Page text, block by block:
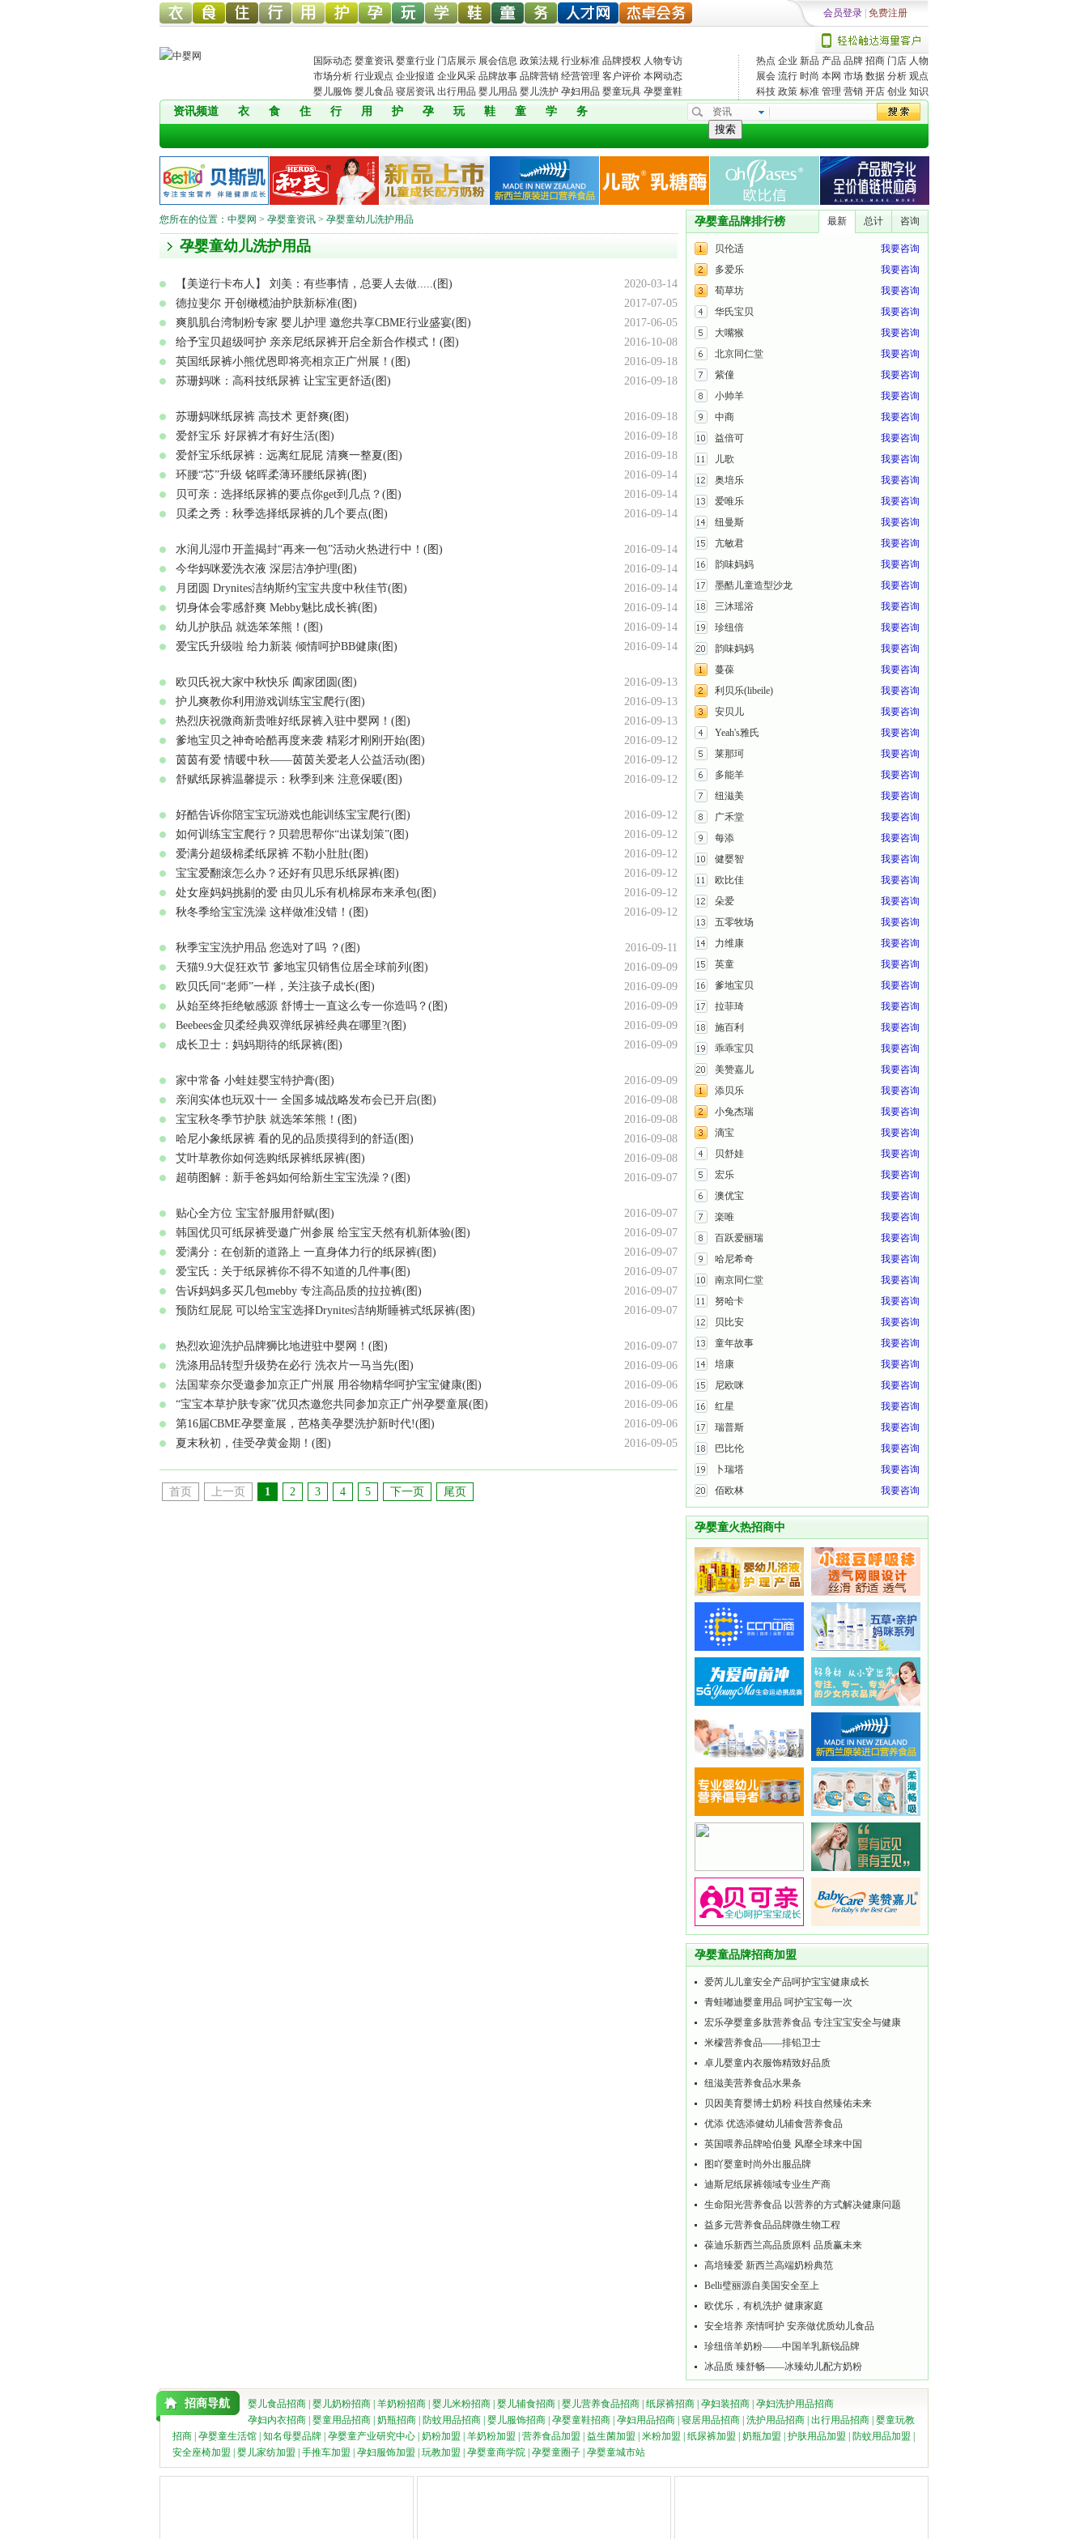
饰网 品网 具网 品网 护网 网 具网 育 鞋网 装 构
会员登录 免费注册
国际动态 婴童资讯 婴童行业 门店展示 展会信息 政策法规 行业标准 品牌授权 人物专访
市场分析 行业观点 企业报道 企业风采 品牌故事 品牌营销 经营管理 客户评价 本网动态
婴儿服饰 婴儿食品 寝居资讯 出行用品 婴儿用品 婴儿洗护 孕妇用品 婴童玩具 孕婴童鞋
热点 企业 新品 产品 品牌 招商 门店 人物
展会 流行 时尚 本网 市场 数据 分析 观点
科技 政策 标准 管理 营销 开店 创业 知识
资讯频道 衣 食 住 行 用 护 孕 玩 鞋 童 学 务 资讯
搜索
您所在的位置： 中婴网 > 孕婴童资讯 > 孕婴童幼儿洗护用品
孕婴童幼儿洗护用品
【美逆行卡布人】 刘美：有些事情，总要人去做.....(图)
2020-03-14
德拉斐尔 开创橄榄油护肤新标准(图)
2017-07-05
爽肌肌台湾制粉专家 婴儿护理 邀您共享CBME行业盛宴(图)
2017-06-05
给予宝贝超级呵护 亲亲尼纸尿裤开启全新合作模式！(图)
2016-10-08
英国纸尿裤小熊优恩即将亮相京正广州展！(图)
2016-09-18
苏珊妈咪：高科技纸尿裤 让宝宝更舒适(图)
2016-09-18
苏珊妈咪纸尿裤 高技术 更舒爽(图)
2016-09-18
爱舒宝乐 好尿裤才有好生活(图)
2016-09-18
爱舒宝乐纸尿裤：远离红屁屁 清爽一整夏(图)
2016-09-18
环腰“芯”升级 铭晖柔薄环腰纸尿裤(图)
2016-09-14
贝可亲：选择纸尿裤的要点你get到几点？(图)
2016-09-14
贝柔之秀：秋季选择纸尿裤的几个要点(图)
2016-09-14
水润儿湿巾开盖揭封“再来一包”活动火热进行中！(图)
2016-09-14
今华妈咪爱洗衣液 深层洁净护理(图)
2016-09-14
月团圆 Drynites洁纳斯约宝宝共度中秋佳节(图)
2016-09-14
切身体会零感舒爽 Mebby魅比成长裤(图)
2016-09-14
幼儿护肤品 就选笨笨熊！(图)
2016-09-14
爱宝氏升级啦 给力新装 倾情呵护BB健康(图)
2016-09-14
欧贝氏祝大家中秋快乐 阖家团圆(图)
2016-09-13
护儿爽教你利用游戏训练宝宝爬行(图)
2016-09-13
热烈庆祝微商新贵唯好纸尿裤入驻中婴网！(图)
2016-09-13
爹地宝贝之神奇哈酷再度来袭 精彩才刚刚开始(图)
2016-09-12
茵茵有爱 情暖中秋——茵茵关爱老人公益活动(图)
2016-09-12
舒赋纸尿裤温馨提示：秋季到来 注意保暖(图)
2016-09-12
好酷告诉你陪宝宝玩游戏也能训练宝宝爬行(图)
2016-09-12
如何训练宝宝爬行？贝碧思帮你“出谋划策”(图)
2016-09-12
爱满分超级棉柔纸尿裤 不勒小肚肚(图)
2016-09-12
宝宝爱翻滚怎么办？还好有贝思乐纸尿裤(图)
2016-09-12
处女座妈妈挑剔的爱 由贝儿乐有机棉尿布来承包(图)
2016-09-12
秋冬季给宝宝洗澡 这样做准没错！(图)
2016-09-12
秋季宝宝洗护用品 您选对了吗 ？(图)
2016-09-11
天猫9.9大促狂欢节 爹地宝贝销售位居全球前列(图)
2016-09-09
欧贝氏同“老师”一样，关注孩子成长(图)
2016-09-09
从始至终拒绝敏感源 舒博士一直这么专一你造吗？(图)
2016-09-09
Beebees金贝柔经典双弹纸尿裤经典在哪里?(图)
2016-09-09
成长卫士：妈妈期待的纸尿裤(图)
2016-09-09
家中常备 小蛙娃婴宝特护膏(图)
2016-09-09
亲润实体也玩双十一 全国多城战略发布会已开启(图)
2016-09-08
宝宝秋冬季节护肤 就选笨笨熊！(图)
2016-09-08
哈尼小象纸尿裤 看的见的品质摸得到的舒适(图)
2016-09-08
艾叶草教你如何选购纸尿裤纸尿裤(图)
2016-09-08
超萌图解：新手爸妈如何给新生宝宝洗澡？(图)
2016-09-07
贴心全方位 宝宝舒服用舒赋(图)
2016-09-07
韩国优贝可纸尿裤受邀广州参展 给宝宝天然有机新体验(图)
2016-09-07
爱满分：在创新的道路上 一直身体力行的纸尿裤(图)
2016-09-07
爱宝氏：关于纸尿裤你不得不知道的几件事(图)
2016-09-07
告诉妈妈多买几包mebby 专注高品质的拉拉裤(图)
2016-09-07
预防红屁屁 可以给宝宝选择Drynites洁纳斯睡裤式纸尿裤(图)
2016-09-07
热烈欢迎洗护品牌狮比地进驻中婴网！(图)
2016-09-07
洗涤用品转型升级势在必行 洗衣片一马当先(图)
2016-09-06
法国辈奈尔受邀参加京正广州展 用谷物精华呵护宝宝健康(图)
2016-09-06
“宝宝本草护肤专家”优贝杰邀您共同参加京正广州孕婴童展(图)
2016-09-06
第16届CBME孕婴童展，芭格美孕婴洗护新时代!(图)
2016-09-06
夏末秋初，佳受孕黄金期！(图)
2016-09-05
首页 上一页 1 2 3 4 5 下一页 尾页
孕婴童品牌排行榜 最新 总计 咨询
我要咨询
贝伦适
我要咨询
多爱乐
我要咨询
荀草坊
我要咨询
华氏宝贝
我要咨询
大嘴猴
我要咨询
北京同仁堂
我要咨询
紫僮
我要咨询
小帅羊
我要咨询
中商
我要咨询
益倍可
我要咨询
儿歌
我要咨询
奥培乐
我要咨询
爱唯乐
我要咨询
纽曼斯
我要咨询
亢敏君
我要咨询
韵味妈妈
我要咨询
墨酷儿童造型沙龙
我要咨询
三沐瑶浴
我要咨询
珍纽倍
我要咨询
韵味妈妈
我要咨询
蔓葆
我要咨询
利贝乐(libeile)
我要咨询
安贝儿
我要咨询
Yeah's雅氏
我要咨询
莱那珂
我要咨询
多能羊
我要咨询
纽滋美
我要咨询
广禾堂
我要咨询
每添
我要咨询
健婴智
我要咨询
欧比佳
我要咨询
朵爱
我要咨询
五零牧场
我要咨询
力维康
我要咨询
英童
我要咨询
爹地宝贝
我要咨询
拉菲琦
我要咨询
施百利
我要咨询
乖乖宝贝
我要咨询
美赞嘉儿
我要咨询
添贝乐
我要咨询
小兔杰瑞
我要咨询
滴宝
我要咨询
贝舒娃
我要咨询
宏乐
我要咨询
澳优宝
我要咨询
楽唯
我要咨询
百跃爱丽瑞
我要咨询
哈尼希奇
我要咨询
南京同仁堂
我要咨询
努哈卡
我要咨询
贝比安
我要咨询
童年故事
我要咨询
培康
我要咨询
尼欧咪
我要咨询
红星
我要咨询
瑞普斯
我要咨询
巴比伦
我要咨询
卜瑞塔
我要咨询
佰欧林
孕婴童火热招商中
孕婴童品牌招商加盟
爱芮儿儿童安全产品呵护宝宝健康成长
青蛙嘟迪婴童用品 呵护宝宝每一次
宏乐孕婴童多肽营养食品 专注宝宝安全与健康
米檬营养食品——排铅卫士
卓儿婴童内衣服饰精致好品质
纽滋美营养食品水果条
贝因美育婴博士奶粉 科技自然臻佑未来
优添 优选添健幼儿辅食营养食品
英国喂养品牌哈伯曼 风靡全球来中国
图吖婴童时尚外出服品牌
迪斯尼纸尿裤领域专业生产商
生命阳光营养食品 以营养的方式解决健康问题
益多元营养食品品牌微生物工程
葆迪乐新西兰高品质原料 品质赢未来
高培臻爱 新西兰高端奶粉典范
Belli璧丽源自美国安全至上
欧优乐，有机洗护 健康家庭
安全培养 亲情呵护 安亲做优质幼儿食品
珍纽倍羊奶粉——中国羊乳新锐品牌
冰品质 臻舒畅——冰臻幼儿配方奶粉
招商导航 婴儿食品招商 婴儿奶粉招商 羊奶粉招商 婴儿米粉招商 婴儿辅食招商 婴儿营养食品招商 纸尿裤招商 孕妇装招商 孕妇洗护用品招商
孕妇内衣招商 婴童用品招商 奶瓶招商 防蚊用品招商 婴儿服饰招商 孕婴童鞋招商 孕妇用品招商 寝居用品招商 洗护用品招商 出行用品招商 婴童玩教
招商 孕婴童生活馆 知名母婴品牌 孕婴童产业研究中心 奶粉加盟 羊奶粉加盟 营养食品加盟 益生菌加盟 米粉加盟 纸尿裤加盟 奶瓶加盟 护肤用品加盟 防蚊用品加盟
安全座椅加盟
婴儿家纺加盟 手推车加盟 孕妇服饰加盟 玩教加盟 孕婴童商学院 孕婴童圈子 孕婴童城市站